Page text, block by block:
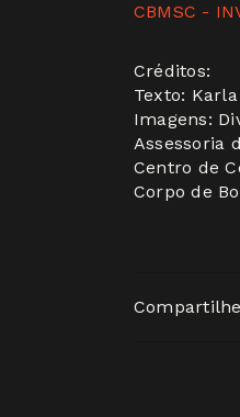
CBMSC -
Créditos:
Texto:
Imagens:
Assessoria
Centro de
Corpo de